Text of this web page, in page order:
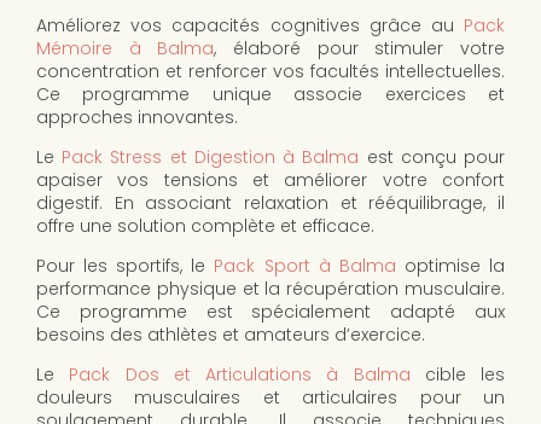
Améliorez vos capacités cognitives grâce au Pack
Mémoire à Balma, élaboré pour stimuler votre
concentration et renforcer vos facultés intellectuelles.
Ce programme unique associe exercices et
approches innovantes.
Le Pack Stress et Digestion à Balma est conçu pour
apaiser vos tensions et améliorer votre confort
digestif. En associant relaxation et rééquilibrage, il
offre une solution complète et efficace.
Pour les sportifs, le Pack Sport à Balma optimise la
performance physique et la récupération musculaire.
Ce programme est spécialement adapté aux
besoins des athlètes et amateurs d’exercice.
Le Pack Dos et Articulations à Balma cible les
douleurs musculaires et articulaires pour un